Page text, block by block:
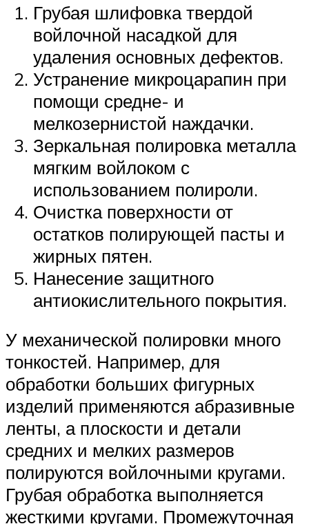
Грубая шлифовка твердой
войлочной насадкой для
удаления основных дефектов.
Устранение микроцарапин при
помощи средне- и
мелкозернистой наждачки.
Зеркальная полировка металла
мягким войлоком с
использованием полироли.
Очистка поверхности от
остатков полирующей пасты и
жирных пятен.
Нанесение защитного
антиокислительного покрытия.
У механической полировки много
тонкостей. Например, для
обработки больших фигурных
изделий применяются абразивные
ленты, а плоскости и детали
средних и мелких размеров
полируются войлочными кругами.
Грубая обработка выполняется
жесткими кругами. Промежуточная